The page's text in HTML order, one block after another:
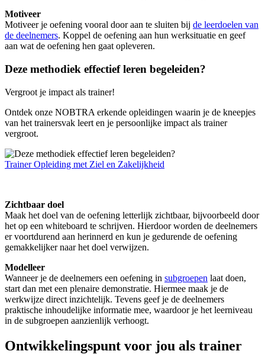
Motiveer
Motiveer je oefening vooral door aan te sluiten bij de leerdoelen van
de deelnemers. Koppel de oefening aan hun werksituatie en geef
aan wat de oefening hen gaat opleveren.
Deze methodiek effectief leren begeleiden?
Vergroot je impact als trainer!
Ontdek onze NOBTRA erkende opleidingen waarin je de kneepjes
van het trainersvak leert en je persoonlijke impact als trainer
vergroot.
Trainer Opleiding met Ziel en Zakelijkheid
Zichtbaar doel
Maak het doel van de oefening letterlijk zichtbaar, bijvoorbeeld door
het op een whiteboard te schrijven. Hierdoor worden de deelnemers
er voortdurend aan herinnerd en kun je gedurende de oefening
gemakkelijker naar het doel verwijzen.
Modelleer
Wanneer je de deelnemers een oefening in subgroepen laat doen,
start dan met een plenaire demonstratie. Hiermee maak je de
werkwijze direct inzichtelijk. Tevens geef je de deelnemers
praktische inhoudelijke informatie mee, waardoor je het leerniveau
in de subgroepen aanzienlijk verhoogt.
Ontwikkelingspunt voor jou als trainer